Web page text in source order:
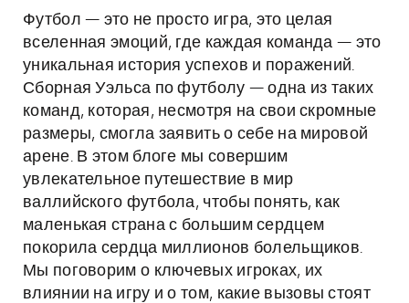
Футбол — это не просто игра, это целая
вселенная эмоций, где каждая команда — это
уникальная история успехов и поражений.
Сборная Уэльса по футболу — одна из таких
команд, которая, несмотря на свои скромные
размеры, смогла заявить о себе на мировой
арене. В этом блоге мы совершим
увлекательное путешествие в мир
валлийского футбола, чтобы понять, как
маленькая страна с большим сердцем
покорила сердца миллионов болельщиков.
Мы поговорим о ключевых игроках, их
влиянии на игру и о том, какие вызовы стоят